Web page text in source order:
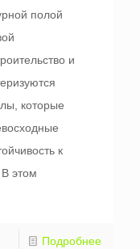
полой
и
которые
к
этом
Подробнее